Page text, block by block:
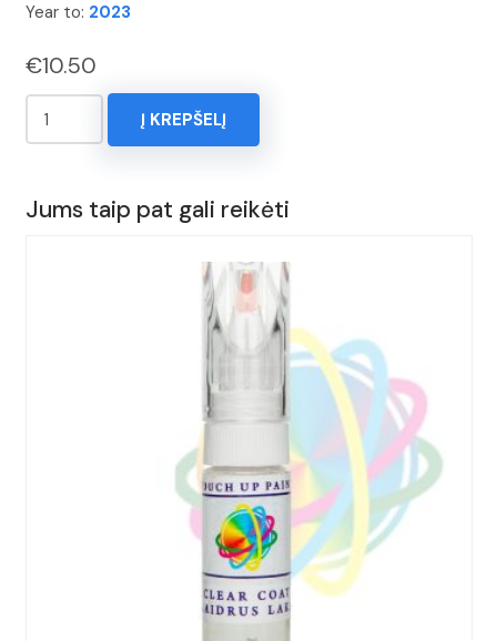
Year to: 2023
€10.50
produkto
kiekis:
15ml.
Į KREPŠELĮ
Jums taip pat gali reikėti